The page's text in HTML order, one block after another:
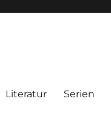
Literatur Serien